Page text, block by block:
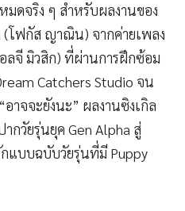
มดจริง ๆ สำหรับผลงานของ
(โฟกัส ญาณิน) จากค่ายเพลง
ลจี มิวสิก) ที่ผ่านการฝึกซ้อม
Catchers Studio จน
าจจะยังนะ” ผลงานซิงเกิล
กวัยรุ่นยุค Gen Alpha สู่
แบบฉบับวัยรุ่นที่มี Puppy